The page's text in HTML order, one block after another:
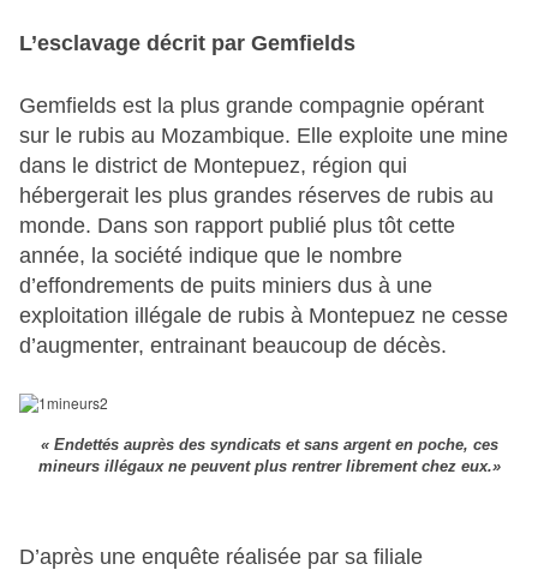
L’esclavage décrit par Gemfields
Gemfields est la plus grande compagnie opérant
sur le rubis au Mozambique. Elle exploite une mine
dans le district de Montepuez, région qui
hébergerait les plus grandes réserves de rubis au
monde. Dans son rapport publié plus tôt cette
année, la société indique que le nombre
d’effondrements de puits miniers dus à une
exploitation illégale de rubis à Montepuez ne cesse
d’augmenter, entrainant beaucoup de décès.
« Endettés auprès des syndicats et sans argent en poche, ces
mineurs illégaux ne peuvent plus rentrer librement chez eux.»
D’après une enquête réalisée par sa filiale